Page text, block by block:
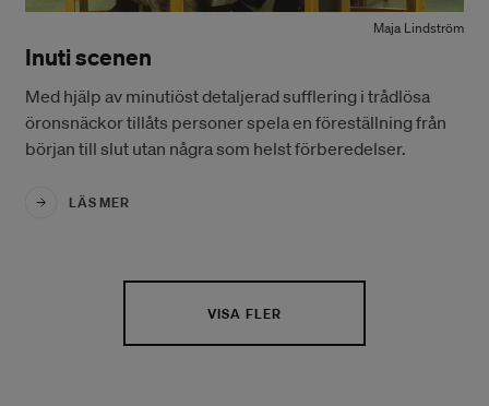
Maja Lindström
Inuti scenen
Med hjälp av minutiöst detaljerad sufflering i trådlösa
öronsnäckor tillåts personer spela en föreställning från
början till slut utan några som helst förberedelser.
LÄS MER
VISA FLER